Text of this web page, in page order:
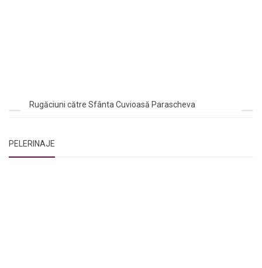
Rugăciuni către Sfânta Cuvioasă Parascheva
PELERINAJE